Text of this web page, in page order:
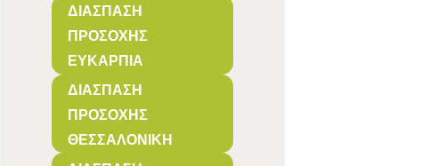
ΔΙΆΣΠΑΣΗ
ΠΡΟΣΟΧΉΣ
ΕΥΚΑΡΠΊΑ
ΔΙΆΣΠΑΣΗ
ΠΡΟΣΟΧΉΣ
ΘΕΣΣΑΛΟΝΊΚΗ